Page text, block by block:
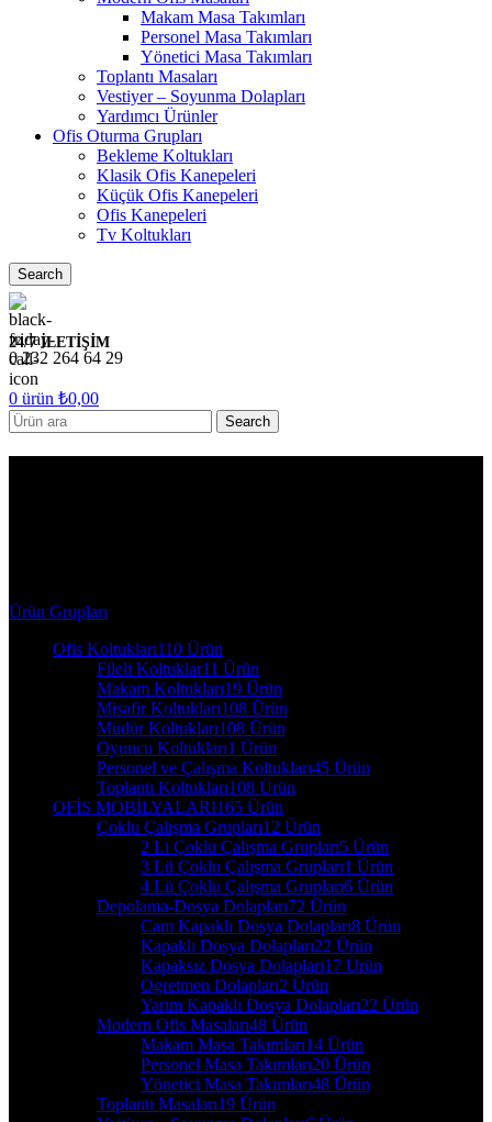
Makam Masa Takımları
Personel Masa Takımları
Yönetici Masa Takımları
Toplantı Masaları
Vestiyer – Soyunma Dolapları
Yardımcı Ürünler
Ofis Oturma Grupları
Bekleme Koltukları
Klasik Ofis Kanepeleri
Küçük Ofis Kanepeleri
Ofis Kanepeleri
Tv Koltukları
Search
24/7 İLETİŞİM
0 232 264 64 29
0 ürün ₺0,00
Search
Ürün Grupları
Ofis Koltukları110 Ürün
Fileli Koltuklar11 Ürün
Makam Koltukları19 Ürün
Misafir Koltukları108 Ürün
Müdür Koltukları108 Ürün
Oyuncu Koltukları1 Ürün
Personel ve Çalışma Koltukları45 Ürün
Toplantı Koltukları108 Ürün
OFİS MOBİLYALARI165 Ürün
Çoklu Çalışma Grupları12 Ürün
2 Li Çoklu Çalışma Grupları5 Ürün
3 Lü Çoklu Çalışma Grupları1 Ürün
4 Lü Çoklu Çalışma Grupları6 Ürün
Depolama-Dosya Dolapları72 Ürün
Cam Kapaklı Dosya Dolapları8 Ürün
Kapaklı Dosya Dolapları22 Ürün
Kapaksız Dosya Dolapları17 Ürün
Ögretmen Dolapları2 Ürün
Yarım Kapaklı Dosya Dolapları22 Ürün
Modern Ofis Masaları48 Ürün
Makam Masa Takımları14 Ürün
Personel Masa Takımları20 Ürün
Yönetici Masa Takımları48 Ürün
Toplantı Masaları19 Ürün